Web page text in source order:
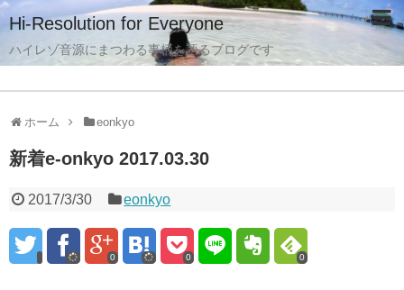
Hi-Resolution for Everyone
ハイレゾ音源にまつわる事柄を語るブログです
ホーム eonkyo
新着e-onkyo 2017.03.30
2017/3/30 eonkyo
0 0 0